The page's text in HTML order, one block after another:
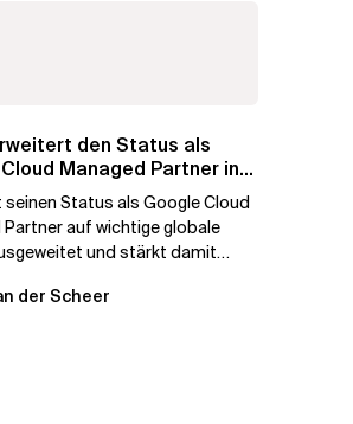
den Status als
Managed Partner in
seinen Status als Google Cloud
Partner auf wichtige globale
und stärkt damit
der Scheer